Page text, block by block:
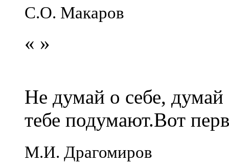
С.О. Макаров
« »
Не думай о себе,
тебе подумают.Вот
М.И. Драгомиров